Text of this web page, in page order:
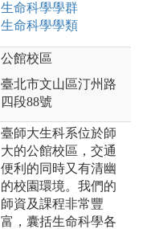
生命科學學群
生命科學學類
公館校區
臺北市文山區汀州路
四段88號
臺師大生科系位於師
大的公館校區，交通
便利的同時又有清幽
的校園環境。我們的
師資及課程非常豐
富，囊括生命科學各